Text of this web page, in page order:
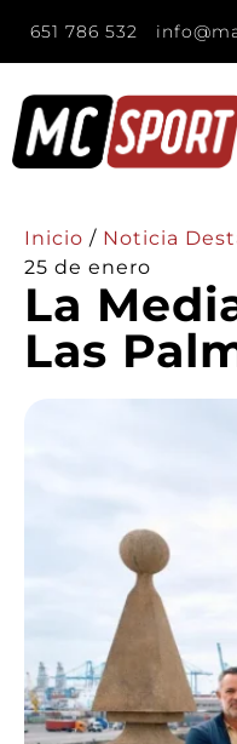
651 786 532
Inicio / Noticia
25 de enero
La
Las